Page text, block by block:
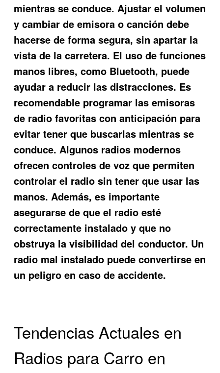
mientras se conduce. Ajustar el volumen
y cambiar de emisora o canción debe
hacerse de forma segura, sin apartar la
vista de la carretera. El uso de funciones
manos libres, como Bluetooth, puede
ayudar a reducir las distracciones. Es
recomendable programar las emisoras
de radio favoritas con anticipación para
evitar tener que buscarlas mientras se
conduce. Algunos radios modernos
ofrecen controles de voz que permiten
controlar el radio sin tener que usar las
manos. Además, es importante
asegurarse de que el radio esté
correctamente instalado y que no
obstruya la visibilidad del conductor. Un
radio mal instalado puede convertirse en
un peligro en caso de accidente.
Tendencias Actuales en
Radios para Carro en